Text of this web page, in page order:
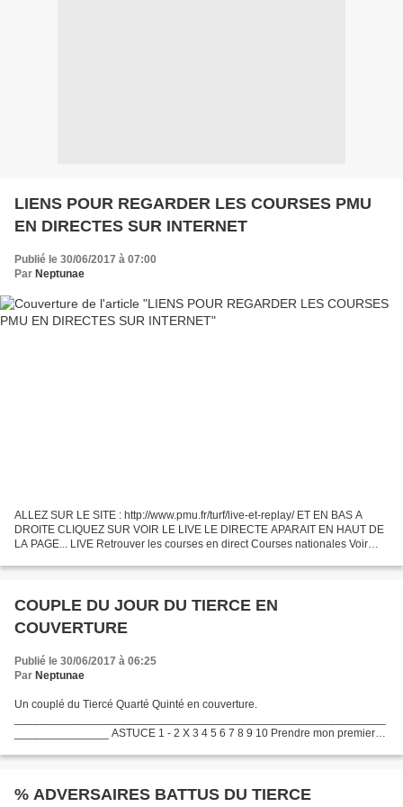
LIENS POUR REGARDER LES COURSES PMU
EN DIRECTES SUR INTERNET
Publié le 30/06/2017 à 07:00
Par Neptunae
ALLEZ SUR LE SITE : http://www.pmu.fr/turf/live-et-replay/ ET EN BAS A
DROITE CLIQUEZ SUR VOIR LE LIVE LE DIRECTE APARAIT EN HAUT DE
LA PAGE... LIVE Retrouver les courses en direct Courses nationales Voir
COUPLE DU JOUR DU TIERCE EN
COUVERTURE
Publié le 30/06/2017 à 06:25
Par Neptunae
Un couplé du Tiercé Quarté Quinté en couverture.
_______________ ASTUCE 1 - 2 X 3 4 5 6 7 8 9 10 Prendre mon premier
chevaux...
% ADVERSAIRES BATTUS DU TIERCE